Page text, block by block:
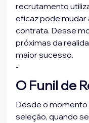
recrutamento
eficaz pode mudar
contrata. Desse
próximas da
maior sucesso.
-
O Funil de
Desde o momento
seleção, quando